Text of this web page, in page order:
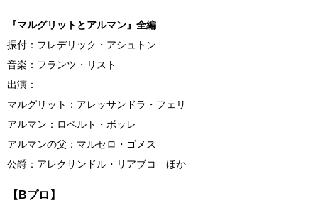
『マルグリットとアルマン』全編
振付：フレデリック・アシュトン
音楽：フランツ・リスト
出演：
マルグリット：アレッサンドラ・フェリ
アルマン：ロベルト・ボッレ
アルマンの父：マルセロ・ゴメス
公爵：アレクサンドル・リアブコ ほか
【Bプロ】